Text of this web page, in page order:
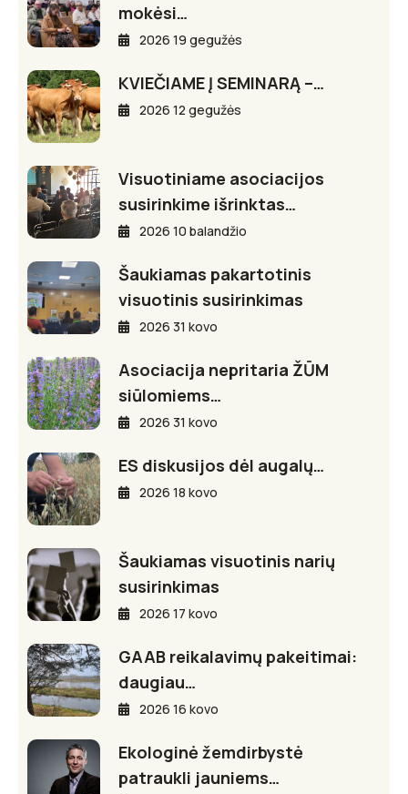
mokėsi…
2026 19 gegužės
KVIEČIAME Į SEMINARĄ –…
2026 12 gegužės
Visuotiniame asociacijos
susirinkime išrinktas…
2026 10 balandžio
Šaukiamas pakartotinis
visuotinis susirinkimas
2026 31 kovo
Asociacija nepritaria ŽŪM
siūlomiems…
2026 31 kovo
ES diskusijos dėl augalų…
2026 18 kovo
Šaukiamas visuotinis narių
susirinkimas
2026 17 kovo
GAAB reikalavimų pakeitimai:
daugiau…
2026 16 kovo
Ekologinė žemdirbystė
patraukli jauniems…